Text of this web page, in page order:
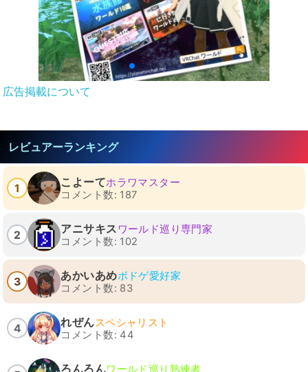
広告掲載について
レビュアーランキング
1 こよーてホラワマスター
コメント数: 187
2 アニサキス ワールド巡り専門家
コメント数: 102
3 あかいあめボドゲ愛好家
コメント数: 83
4 れぜんスペシャリスト
コメント数: 44
ろんろんワールド巡り熟練者